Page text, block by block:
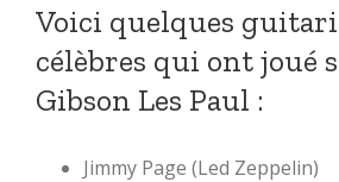
Voici quelques
célèbres qui ont joué
Gibson Les Paul :
Jimmy Page (Led Zeppelin)